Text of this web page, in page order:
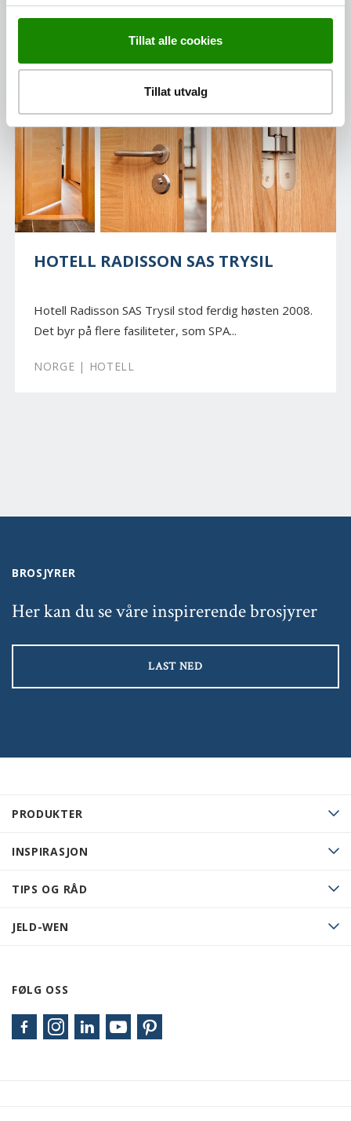
Tillat alle cookies
Tillat utvalg
NORGE | HOTELL
HOTELL RADISSON SAS TRYSIL
Hotell Radisson SAS Trysil stod ferdig høsten 2008.
Det byr på flere fasiliteter, som SPA...
NORGE | HOTELL
PRODUKTER
INSPIRASJON
TIPS OG RÅD
JELD-WEN
FØLG OSS
BROSJYRER
Her kan du se våre inspirerende brosjyrer
LAST NED